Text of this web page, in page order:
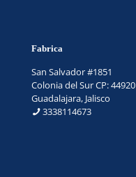
Fabrica
San Salvador #1851
Colonia del Sur CP: 44920
Guadalajara, Jalisco
3338114673